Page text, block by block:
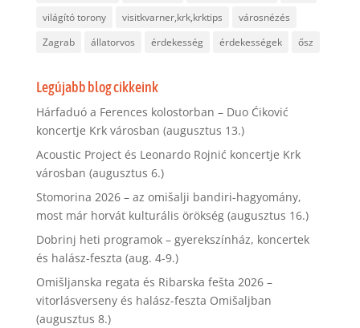
világító torony
visitkvarner,krk,krktips
városnézés
Zagrab
állatorvos érdekesség érdekességek ősz
Legújabb blog cikkeink
Hárfaduó a Ferences kolostorban – Duo Ćiković
koncertje Krk városban (augusztus 13.)
Acoustic Project és Leonardo Rojnić koncertje Krk
városban (augusztus 6.)
Stomorina 2026 – az omišalji bandiri-hagyomány,
most már horvát kulturális örökség (augusztus 16.)
Dobrinj heti programok – gyerekszínház, koncertek
és halász-feszta (aug. 4-9.)
Omišljanska regata és Ribarska fešta 2026 –
vitorlásverseny és halász-feszta Omišaljban
(augusztus 8.)